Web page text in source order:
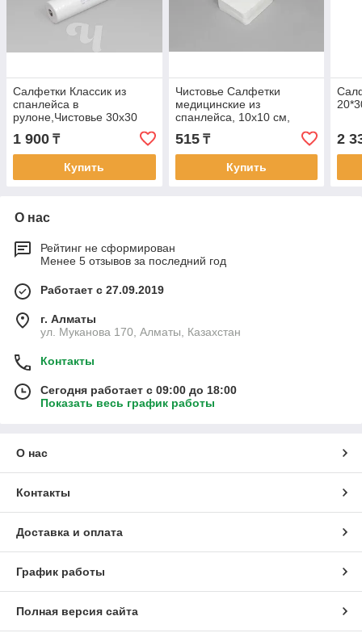
Салфетки Классик из
спанлейса в
рулоне,Чистовье 30х30
см, Белый, 100 шт/упк
1 900 ₸
Купить
Чистовье Салфетки
медицинские из
спанлейса, 10х10 см,
белый, 100 шт/упк
515₸
Купить
2
О нас
Рейтинг не сформирован
Менее 5 отзывов за последний год
Работает с 27.09.2019
г. Алматы
ул. Муканова 170, Алматы, Казахстан
Контакты
Сегодня работает с 09:00 до 18:00
Показать весь график работы
О нас
Контакты
Доставка и оплата
График работы
Полная версия сайта